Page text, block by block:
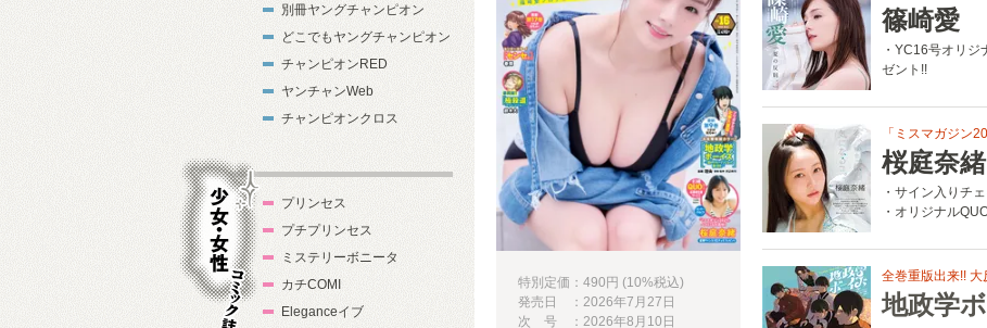
篠崎愛
・YC16号オリ
ゼント!!
「ミスマガジン
桜庭奈緒
・サイン入りチ
・オリジナル
全巻重版出来!!
地政学
特別定価：490円 (10%税込)
発売日 ：2026年7月27日
次 号 ：2026年8月10日
別冊ヤングチャンピオン
どこでもヤングチャンピオン
チャンピオンRED
ヤンチャンWeb
チャンピオンクロス
プリンセス
プチプリンセス
ミステリーボニータ
カチCOMI
Eleganceイブ